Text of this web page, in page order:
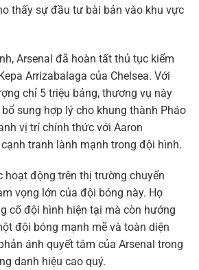
thấy sự đầu tư bài bản vào khu vực
Arsenal đã hoàn tất thủ tục kiểm
Arrizabalaga của Chelsea. Với
chỉ 5 triệu bảng, thương vụ này
sung hợp lý cho khung thành Pháo
vị trí chính thức với Aaron
tranh lành mạnh trong đội hình.
hoạt động trên thị trường chuyển
vọng lớn của đội bóng này. Họ
cố đội hình hiện tại mà còn hướng
đội bóng mạnh mẽ và toàn diện
ánh quyết tâm của Arsenal trong
danh hiệu cao quý.